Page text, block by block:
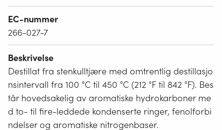
EC-nummer
266-027-7
Beskrivelse
Destillat fra stenkulltjære med omtrentlig destillasjo
nsintervall fra 100 °C til 450 °C (212 °F til 842 °F). Bes
tår hovedsakelig av aromatiske hydrokarboner me
d to- til fire-leddede kondenserte ringer, fenolforbi
ndelser og aromatiske nitrogenbaser.